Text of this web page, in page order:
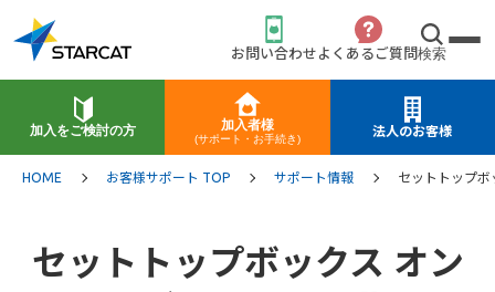
お問い合わせ よくあるご質問検索
加入をご検討の方 加入者様
(サポート・お手続き)
法人のお客様
HOME お客様サポート TOP サポート情報 セットトップ
セットトップボックス オン